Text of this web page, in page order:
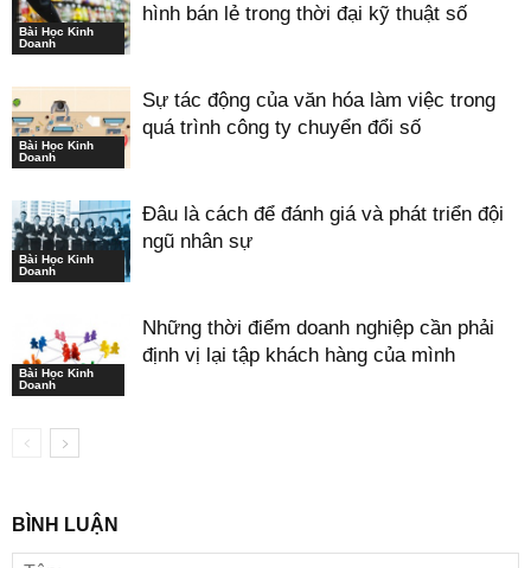
Bài Học Kinh
Doanh
hình bán lẻ trong thời đại kỹ thuật số
Bài Học Kinh
Doanh
Sự tác động của văn hóa làm việc trong
quá trình công ty chuyển đổi số
Bài Học Kinh
Doanh
Đâu là cách để đánh giá và phát triển đội
ngũ nhân sự
Bài Học Kinh
Doanh
Những thời điểm doanh nghiệp cần phải
định vị lại tập khách hàng của mình
BÌNH LUẬN